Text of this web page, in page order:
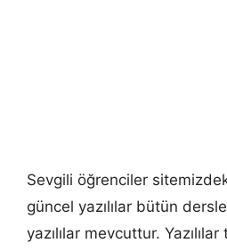
Sevgili öğrenciler
güncel yazılılar bütün
yazılılar mevcuttur.